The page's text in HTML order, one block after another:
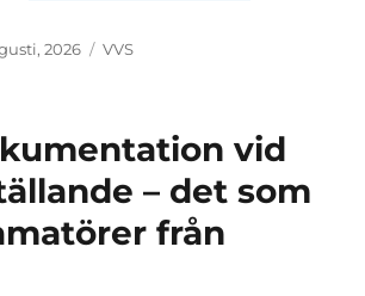
2026 Kategorier
VVS
vid
– det som
från